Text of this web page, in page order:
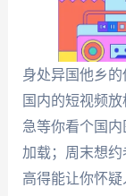
身处异国他乡
国内的短视频
急等你看个国
加载；周末想
高得能让你怀